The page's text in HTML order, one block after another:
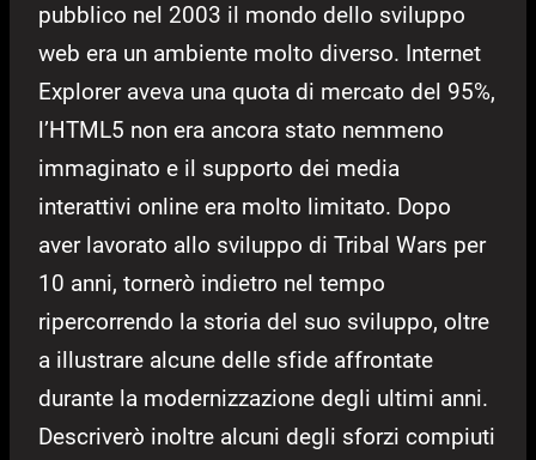
pubblico nel 2003 il mondo dello sviluppo
web era un ambiente molto diverso. Internet
Explorer aveva una quota di mercato del 95%,
l’HTML5 non era ancora stato nemmeno
immaginato e il supporto dei media
interattivi online era molto limitato. Dopo
aver lavorato allo sviluppo di Tribal Wars per
10 anni, tornerò indietro nel tempo
ripercorrendo la storia del suo sviluppo, oltre
a illustrare alcune delle sfide affrontate
durante la modernizzazione degli ultimi anni.
Descriverò inoltre alcuni degli sforzi compiuti